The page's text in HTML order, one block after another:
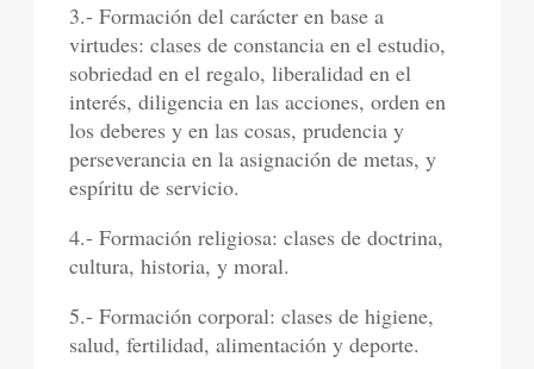
3.- Formación del carácter en base a
virtudes: clases de constancia en el estudio,
sobriedad en el regalo, liberalidad en el
interés, diligencia en las acciones, orden en
los deberes y en las cosas, prudencia y
perseverancia en la asignación de metas, y
espíritu de servicio.
4.- Formación religiosa: clases de doctrina,
cultura, historia, y moral.
5.- Formación corporal: clases de higiene,
salud, fertilidad, alimentación y deporte.